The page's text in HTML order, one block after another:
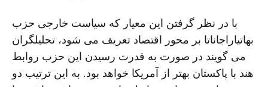
با در نظر گرفتن این معیار که سیاست خارجی حزب
بهاتیاراجاناتا بر محور اقتصاد تعریف می شود، تحلیلگران
می گویند در صورت به قدرت رسیدن این حزب روابط
هند با پاکستان بهتر از آمریکا خواهد بود. به این ترتیب دو